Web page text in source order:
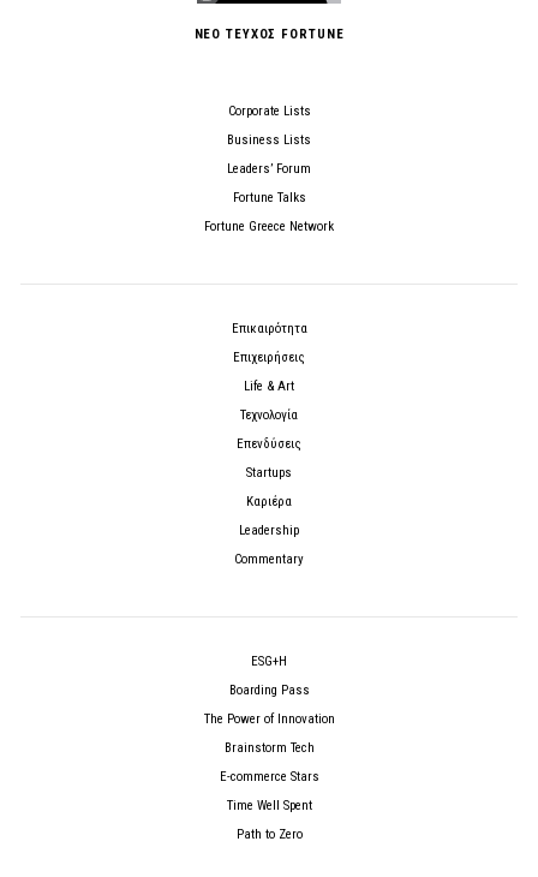
ΝΕΟ ΤΕΥΧΟΣ FORTUNE
Corporate Lists
Business Lists
Leaders’ Forum
Fortune Talks
Fortune Greece Network
Επικαιρότητα
Επιχειρήσεις
Life & Art
Τεχνολογία
Επενδύσεις
Startups
Καριέρα
Leadership
Commentary
ESG+H
Boarding Pass
The Power of Innovation
Brainstorm Tech
E-commerce Stars
Time Well Spent
Path to Zero